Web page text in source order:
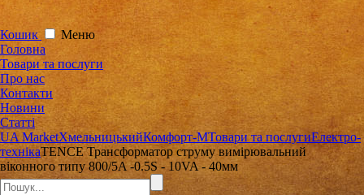
Кошик
Меню
Головна
Товари та послуги
Про нас
Контакти
Новини
Статті
UA MarketХмельницькийКомфорт-МТовари та послугиЕлектро-
технікаTENCE Трансформатор струму вимірювальний
віконного типу 800/5A -0.5S - 10VA - 40мм